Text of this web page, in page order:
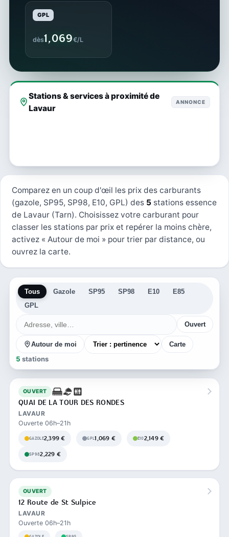
GPL
dès1,069€/L
Stations & services à proximité de
Lavaur
ANNONCE
Comparez en un coup d'œil les prix des carburants
(gazole, SP95, SP98, E10, GPL) des 5 stations essence
de Lavaur (Tarn). Choisissez votre carburant pour
classer les stations par prix et repérer la moins chère,
activez « Autour de moi » pour trier par distance, ou
ouvrez la carte.
Tous Gazole SP95 SP98 E10
E85
GPL
Ouvert
Autour de moi Carte
5 stations
OUVERT
QUAI DE LA TOUR DES RONDES
LAVAUR
Ouverte 06h–21h
GAZOLE2,399 € GPL1,069 € E102,149 €
SP982,229 €
OUVERT
12 Route de St Sulpice
LAVAUR
Ouverte 06h–21h